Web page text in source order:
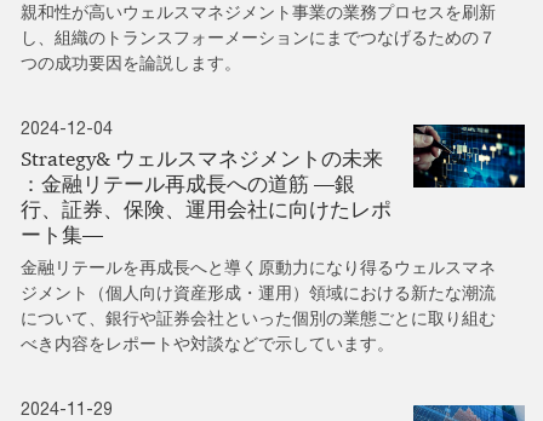
親和性が高いウェルスマネジメント事業の業務プロセスを刷新
し、組織のトランスフォーメーションにまでつなげるための７
つの成功要因を論説します。
2024-12-04
Strategy& ウェルスマネジメントの未来
：金融リテール再成長への道筋 ―銀
行、証券、保険、運用会社に向けたレポ
ート集―
金融リテールを再成長へと導く原動力になり得るウェルスマネ
ジメント（個人向け資産形成・運用）領域における新たな潮流
について、銀行や証券会社といった個別の業態ごとに取り組む
べき内容をレポートや対談などで示しています。
2024-11-29